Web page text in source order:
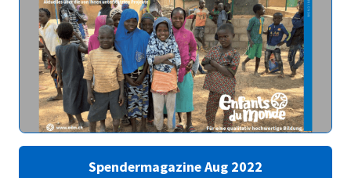
Spendermagazine Aug 2022